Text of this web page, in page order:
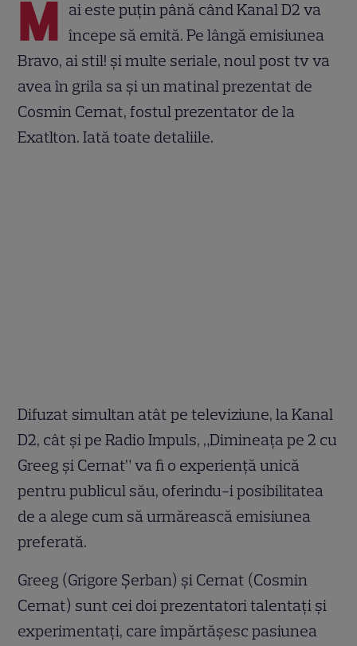
M ai este puțin până când Kanal D2 va
începe să emită. Pe lângă emisiunea
Bravo, ai stil! și multe seriale, noul post tv va
avea în grila sa și un matinal prezentat de
Cosmin Cernat, fostul prezentator de la
Exatlton. Iată toate detaliile.
Difuzat simultan atât pe televiziune, la Kanal
D2, cât și pe Radio Impuls, „Dimineața pe 2 cu
Greeg și Cernat” va fi o experiență unică
pentru publicul său, oferindu-i posibilitatea
de a alege cum să urmărească emisiunea
preferată.
Greeg (Grigore Șerban) și Cernat (Cosmin
Cernat) sunt cei doi prezentatori talentați și
experimentați, care împărtășesc pasiunea